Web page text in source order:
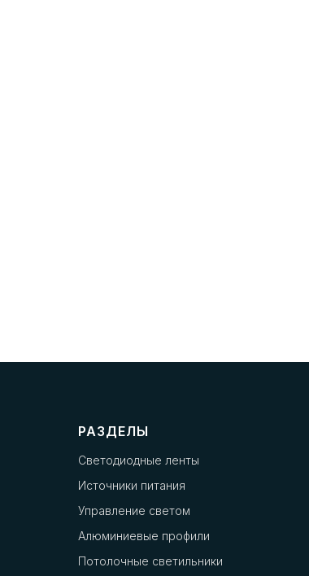
РАЗДЕЛЫ
Светодиодные ленты
Источники питания
Управление светом
Алюминиевые профили
Потолочные светильники